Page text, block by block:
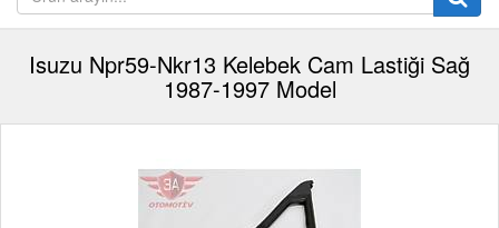
Isuzu Npr59-Nkr13 Kelebek Cam Lastiği Sağ
1987-1997 Model